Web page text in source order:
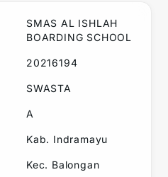
SMAS AL ISHLAH
BOARDING SCHOOL
20216194
SWASTA
A
Kab. Indramayu
Kec. Balongan